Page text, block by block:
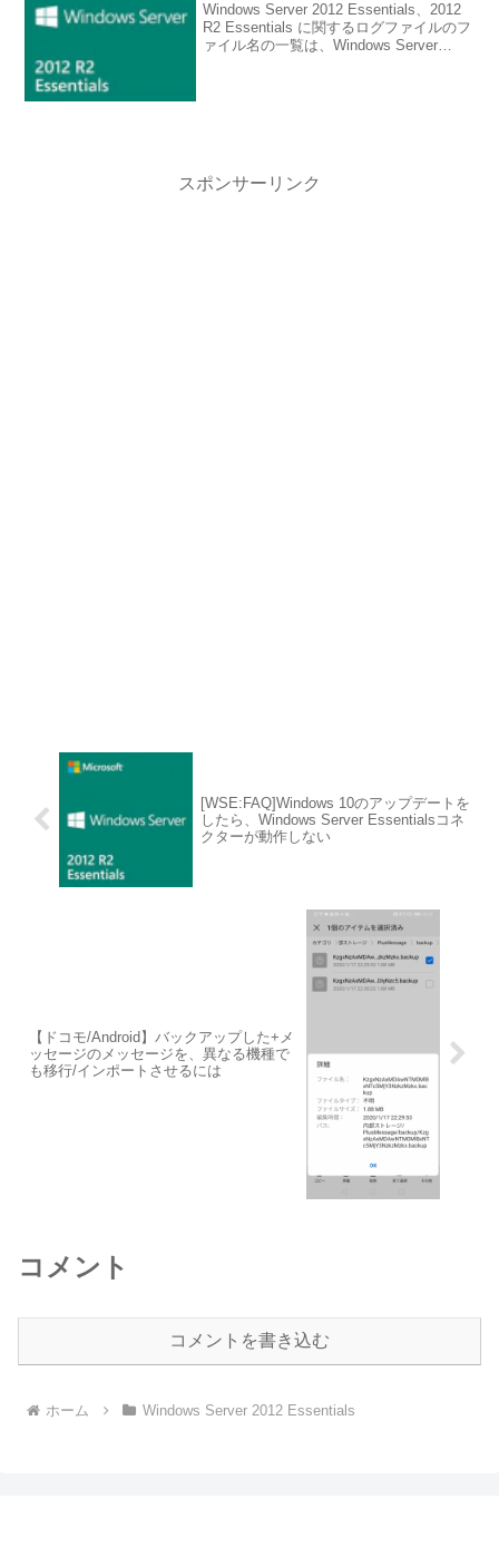
Windows Server 2012 Essentials、2012
R2 Essentials に関するログファイルのフ
ァイル名の一覧は、Windows Server
スポンサーリンク
[WSE:FAQ]Windows 10のアップデートを
したら、Windows Server Essentialsコネ
クターが動作しない
【ドコモ/Android】バックアップした+メ
ッセージのメッセージを、異なる機種で
も移行/インポートさせるには
コメント
コメントを書き込む
ホーム Windows Server 2012 Essentials